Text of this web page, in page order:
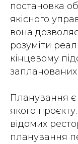
постановка
якісного
вона
розуміти
кінцевому
запланованих
Планування
якого
відомих
планування